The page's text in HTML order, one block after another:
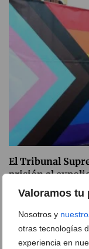
Valoramos tu
Nosotros y
otras tecnologías
experiencia en
El Tribunal
prisión al
Javier Scotto